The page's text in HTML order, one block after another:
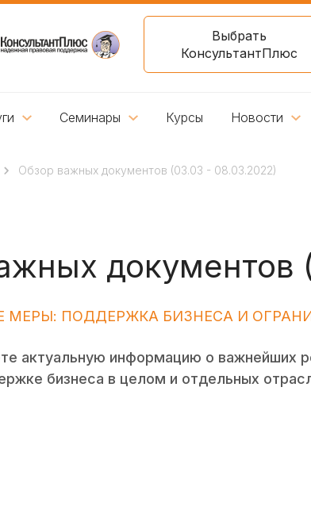
Выбрать
КонсультантПлюс
Семинары Курсы Новости
Обзор важных документов (03.03 - 08.03.2022)
документов
МЕРЫ: ПОДДЕРЖКА БИЗНЕСА И
актуальную информацию о важнейших
бизнеса в целом и отдельных